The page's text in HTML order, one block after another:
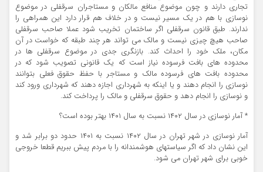
تجاری دارند و چون موضوع منافع مالکان و مستاجران سرقفلی در موضوع
نوسازی با هم در یک مسیر نیست و در خلاف هم قرار دارد این همراهی را
ندارند. طبق قانون سرقفلی اگر ساختمان تخریب شود عملا صاحب سرقفلی
صاحب هیچ چیزی نیست و مالک می تواند هر چند طبقه که خواست در آن
مکان، ملک خود را احداث کند. بازنگری جدی در موضوع سرقفلی ها در
محدوده های بافت فرسوده نیاز است که یک قانونی تصویب شود که در
محدوده بافت های فرسوده مالک و مستاجر با حفظ حقوق فعلی بتوانند
نوسازی را انجام دهند و یا اینکه به شهرداری اجازه دهند که شهرداری ورود کند
و نوسازی را انجام دهد و حقوق سرقفلی و مالک را پرداخت کند.
* آمار نوسازی در سال ۱۴۰۲ نسبت به سال ۱۴۰۱ بهتر بوده است؟
آمار نوسازی در شهر تهران در سال ۱۴۰۲ نسبت به ۱۴۰۱ حدود دو برابر شد و
این نشان داد که اگر سیاستهای هوشمندانه را با مردم پیش ببریم قطعا خروجی
خوبی برای شهر تهران می شود.